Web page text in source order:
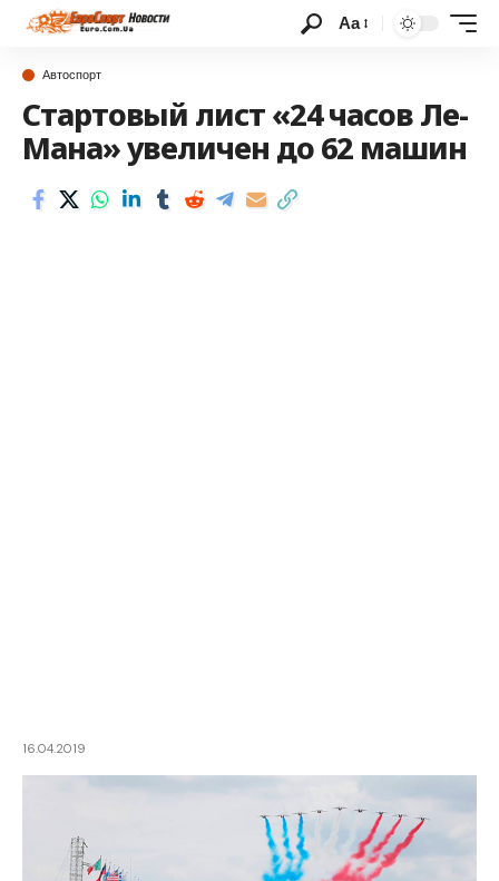
Аа
Автоспорт
Стартовый лист «24 часов Ле-
Мана» увеличен до 62 машин
16.04.2019